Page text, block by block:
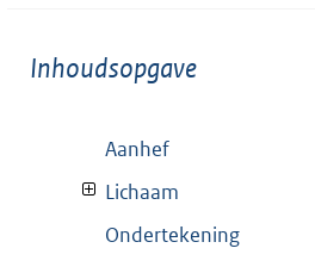
Toon
Inhoudsopgave
Aanhef
Lichaam
Ondertekening